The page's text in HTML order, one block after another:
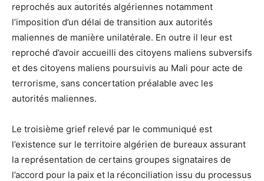
reprochés aux autorités algériennes notamment
l’imposition d’un délai de transition aux autorités
maliennes de manière unilatérale. En outre il leur est
reproché d’avoir accueilli des citoyens maliens subversifs
et des citoyens maliens poursuivis au Mali pour acte de
terrorisme, sans concertation préalable avec les
autorités maliennes.
Le troisième grief relevé par le communiqué est
l’existence sur le territoire algérien de bureaux assurant
la représentation de certains groupes signataires de
l’accord pour la paix et la réconciliation issu du processus